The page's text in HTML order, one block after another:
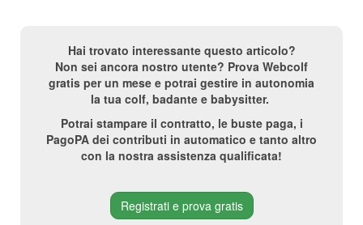
Hai trovato interessante questo articolo?
Non sei ancora nostro utente? Prova Webcolf
gratis per un mese e potrai gestire in autonomia
la tua colf, badante e babysitter.
Potrai stampare il contratto, le buste paga, i
PagoPA dei contributi in automatico e tanto altro
con la nostra assistenza qualificata!
Registrati e prova gratis